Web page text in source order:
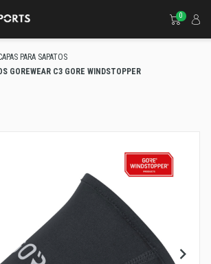
0
PARA SAPATOS
GOREWEAR C3 GORE WINDSTOPPER